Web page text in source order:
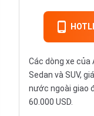
Các dòng xe của
Sedan và SUV,
nước ngoài giao
60.000 USD.